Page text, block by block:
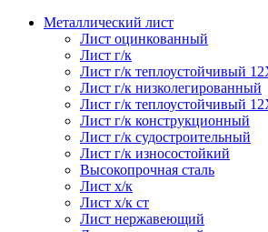
Металлический лист
Лист оцинкованный
Лист г/к
Лист г/к теплоустойчивый
Лист г/к низколегированный
Лист г/к теплоустойчивый
Лист г/к конструкционный
Лист г/к судостроительный
Лист г/к износостойкий
Высокопрочная сталь
Лист х/к
Лист х/к ст
Лист нержавеющий